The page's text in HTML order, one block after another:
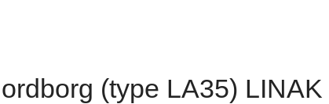
(type LA35) LINAK